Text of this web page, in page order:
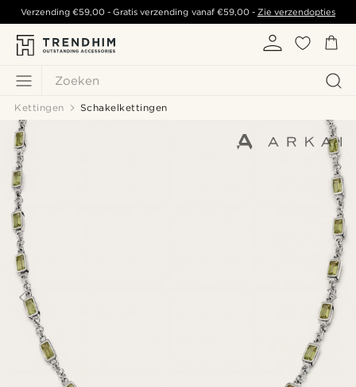
Zoeken
Verzending€59,00 - Gratis verzending vanaf €59,00- Zie verzendopties
Kettingen Schakelkettingen